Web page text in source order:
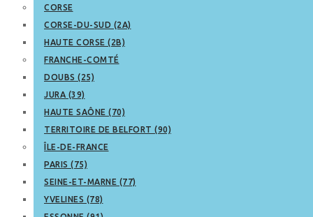
CORSE
CORSE-DU-SUD (2A)
HAUTE CORSE (2B)
FRANCHE-COMTÉ
DOUBS (25)
JURA (39)
HAUTE SAÔNE (70)
TERRITOIRE DE BELFORT (90)
ÎLE-DE-FRANCE
PARIS (75)
SEINE-ET-MARNE (77)
YVELINES (78)